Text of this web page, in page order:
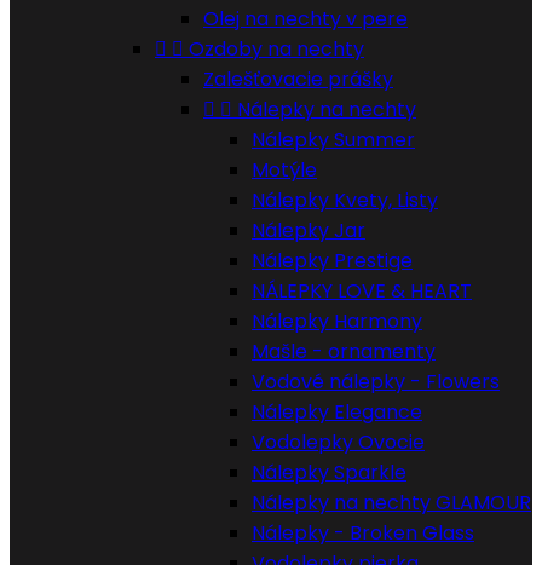
Olej na nechty v pere
  Ozdoby na nechty
Zalešťovacie prášky
  Nálepky na nechty
Nálepky Summer
Motýle
Nálepky Kvety, Listy
Nálepky Jar
Nálepky Prestige
NÁLEPKY LOVE & HEART
Nálepky Harmony
Mašle - ornamenty
Vodové nálepky - Flowers
Nálepky Elegance
Vodolepky Ovocie
Nálepky Sparkle
Nálepky na nechty GLAMOUR
Nálepky - Broken Glass